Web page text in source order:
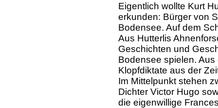
Eigentlich wollte Kurt
erkunden: Bürger von
Bodensee. Auf dem
Aus Hutterlis
Geschichten und
Bodensee spielen.
Klopfdiktate aus der
Im Mittelpunkt stehen
Dichter Victor Hugo
die eigenwillige